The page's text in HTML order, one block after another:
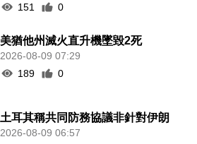
151
0
美猶他州滅火直升機墜毀2死
2026-08-09 07:29
189
0
土耳其稱共同防務協議非針對伊朗
2026-08-09 06:57